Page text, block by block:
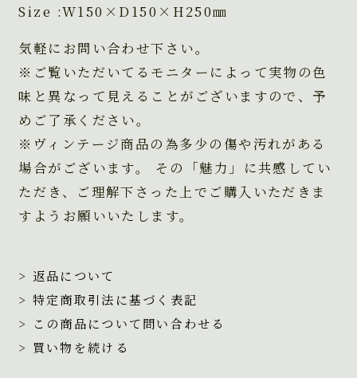
Size :W150×D150×H250㎜
気軽にお問い合わせ下さい。
※ご覧いただいてるモニターによって実物の色
味と異なって見えることがございますので、予
めご了承ください。
※ヴィンテージ商品の為多少の傷や汚れがある
場合がございます。 その「魅力」に共感してい
ただき、ご理解下さった上でご購入いただきま
すようお願いいたします。
> 返品について
> 特定商取引法に基づく表記
> この商品について問い合わせる
> 買い物を続ける